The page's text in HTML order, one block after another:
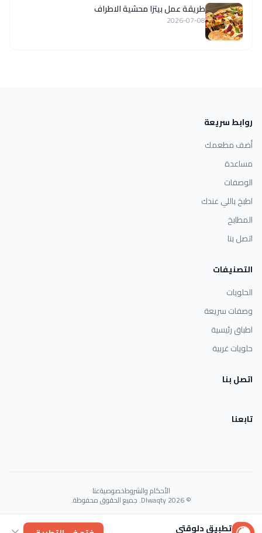
طريقة عمل بيتزا محشية الاطراف
2026-07-08
روابط سريعة
أضف مطعمك
مساعدة
الوصفات
اطبخ باللي عندك
المطابخ
اتصل بنا
التصنيفات
الحلويات
وصفات سريعة
اطباق رئيسية
حلويات غربية
اتصل بنا
تابعنا
الأحكام والشروطخصوصيةعنا
© 2026 Dlwaqty. جميع الحقوق محفوظة.
Powered byGAIT
تطبيق دلوقتي